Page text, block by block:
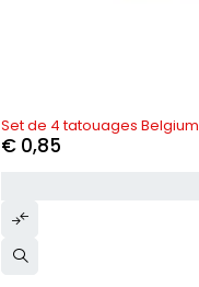
Set de 4 tatouages Belgium
€ 0,85